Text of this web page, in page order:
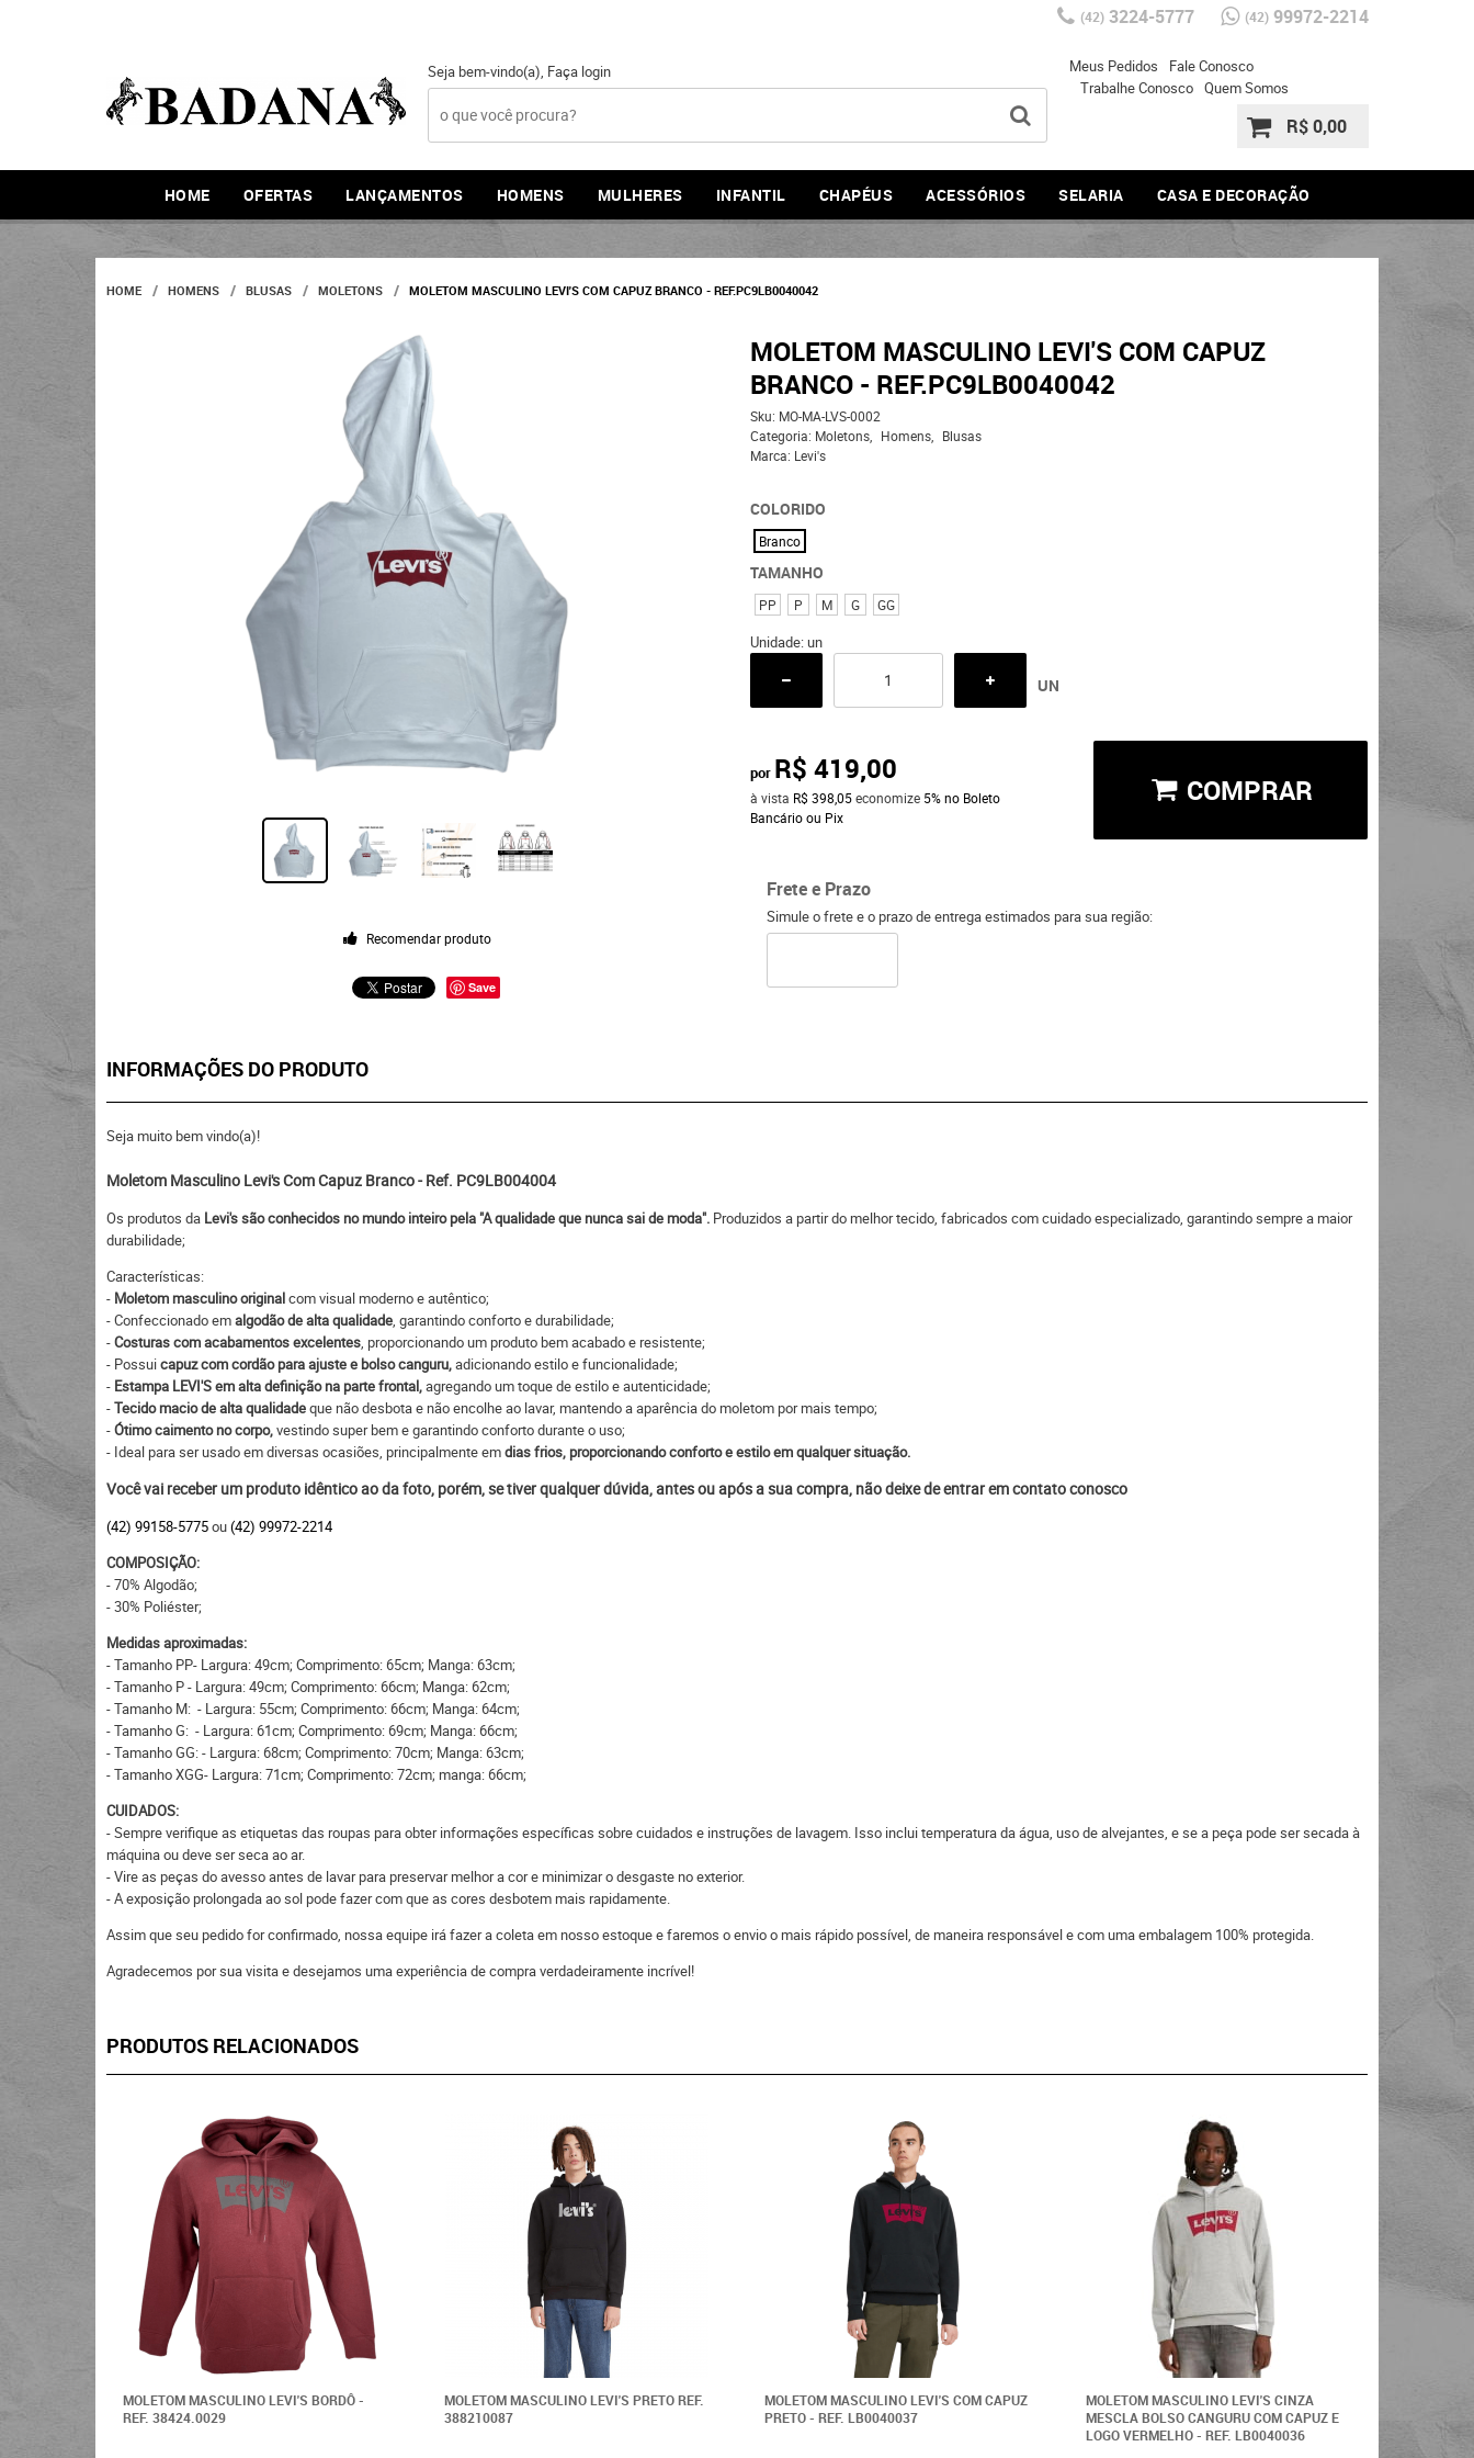
(42)3224-5777 (42)99972-2214
Seja bem-vindo(a), Faça login Meus Pedidos
Fale Conosco
Trabalhe Conosco Quem Somos
R$ 0,00
HOME OFERTAS LANÇAMENTOS HOMENS MULHERES INFANTIL CHAPÉUS ACESSÓRIOS SELARIA CASA E DECORAÇÃO
HOME HOMENS BLUSAS MOLETONS MOLETOM MASCULINO LEVI'S COM CAPUZ BRANCO - REF.PC9LB0040042
Recomendar produto
Save
MOLETOM MASCULINO LEVI'S COM CAPUZ
BRANCO - REF.PC9LB0040042
Sku: MO-MA-LVS-0002
Categoria: Moletons Homens
Blusas
Marca: Levi's
COLORIDO
Branco
TAMANHO
PP P M G GG
Unidade: un
UN
por R$ 419,00
à vista R$ 398,05economize 5% no Boleto
Bancário ou Pix
COMPRAR
Frete e Prazo
Simule o frete e o prazo de entrega estimados para sua região:
INFORMAÇÕES DO PRODUTO
Seja muito bem vindo(a)!
Moletom Masculino Levi's Com Capuz Branco - Ref. PC9LB004004
Os produtos da Levi's são conhecidos no mundo inteiro pela "A qualidade que nunca sai de moda". Produzidos a partir do melhor tecido, fabricados com cuidado especializado, garantindo sempre a maior
durabilidade;
Características:
- Moletom masculino originalcom visual moderno e autêntico;
- Confeccionado emalgodão de alta qualidade, garantindo conforto e durabilidade;
-Costuras com acabamentos excelentes, proporcionando um produto bem acabado e resistente;
- Possuicapuz com cordão para ajuste e bolso canguru,adicionando estilo e funcionalidade;
- Estampa LEVI'S em alta definição na parte frontal,agregando um toque de estilo e autenticidade;
-Tecido macio de alta qualidadeque não desbota e não encolhe ao lavar, mantendo a aparência do moletom por mais tempo;
-Ótimo caimento no corpo,vestindo super bem e garantindo conforto durante o uso;
- Ideal para ser usado em diversas ocasiões, principalmente emdias frios, proporcionando conforto e estilo em qualquer situação.
Você vai receber um produto idêntico ao da foto, porém, se tiver qualquer dúvida, antes ou após a sua compra, não deixe de entrar em contato conosco
(42) 99158-5775ou(42) 99972-2214
COMPOSIÇÃO:
- 70% Algodão;
- 30% Poliéster;
Medidas aproximadas:
- Tamanho PP- Largura: 49cm; Comprimento: 65cm; Manga: 63cm;
- Tamanho P - Largura: 49cm; Comprimento: 66cm; Manga: 62cm;
- Tamanho M: - Largura: 55cm; Comprimento: 66cm; Manga: 64cm;
- Tamanho G: - Largura: 61cm; Comprimento: 69cm; Manga: 66cm;
- Tamanho GG: - Largura: 68cm; Comprimento: 70cm; Manga: 63cm;
- Tamanho XGG- Largura: 71cm; Comprimento: 72cm; manga: 66cm;
CUIDADOS:
- Sempre verifique as etiquetas das roupas para obter informações específicas sobre cuidados e instruções de lavagem. Isso inclui temperatura da água, uso de alvejantes, e se a peça pode ser secada à
máquina ou deve ser seca ao ar.
- Vire as peças do avesso antes de lavar para preservar melhor a cor e minimizar o desgaste no exterior.
- A exposição prolongada ao sol pode fazer com que as cores desbotem mais rapidamente.
Assim que seu pedido for confirmado, nossa equipe irá fazer a coleta em nosso estoque e faremos o envio o mais rápido possível, de maneira responsável e com uma embalagem 100% protegida.
Agradecemos por sua visita e desejamos uma experiência de compra verdadeiramente incrível!
PRODUTOS RELACIONADOS
MOLETOM MASCULINO LEVI'S BORDÔ -
REF. 38424.0029
MOLETOM MASCULINO LEVI'S PRETO REF.
388210087
MOLETOM MASCULINO LEVI'S COM CAPUZ
PRETO - REF. LB0040037
MOLETOM MASCULINO LEVI'S CINZA
MESCLA BOLSO CANGURU COM CAPUZ E
LOGO VERMELHO - REF. LB0040036